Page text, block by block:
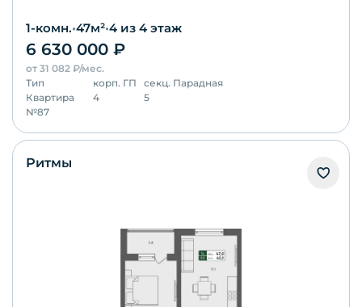
1-комн.•47м²•4 из 4 этаж
6 630 000 ₽
от 31 082 ₽/мес.
Тип
Квартира
корп. ГП
4
секц. Парадная
5
№87
Ритмы